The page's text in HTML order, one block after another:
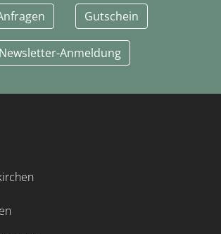
Gutschein
Newsletter-Anmeldung